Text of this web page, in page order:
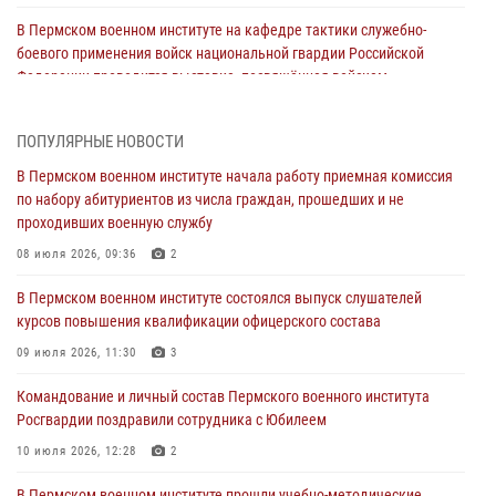
В Пермском военном институте на кафедре тактики служебно-
боевого применения войск национальной гвардии Российской
Федерации проводится выставка, посвящённая войскам
Командование и личный состав Пермского военного института
Росгвардии поздравили сотрудника с Юбилеем
10 июля 2026, 12:28 2
курсов повышения квалификации офицерского состава
09 июля 2026, 11:30 3
по набору абитуриентов из числа граждан, прошедших и не
проходивших военную службу
08 июля 2026, 09:36 2
ПОПУЛЯРНЫЕ НОВОСТИ
В Пермском военном институте начала работу приемная комиссия
по набору абитуриентов из числа граждан, прошедших и не
проходивших военную службу
08 июля 2026, 09:36 2
В Пермском военном институте состоялся выпуск слушателей
курсов повышения квалификации офицерского состава
09 июля 2026, 11:30 3
Командование и личный состав Пермского военного института
Росгвардии поздравили сотрудника с Юбилеем
10 июля 2026, 12:28 2